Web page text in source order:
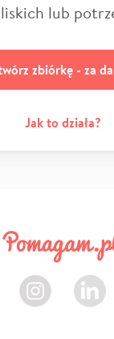
lub
zbiórkę - za
Jak to działa?
Instagram LinkedIn